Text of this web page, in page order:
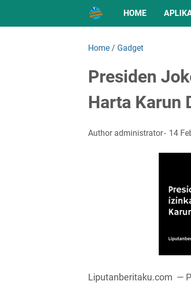
HOME
Home / Gadget
Presiden
Harta Karun
Author administrator 14
Liputanberitaku.com —